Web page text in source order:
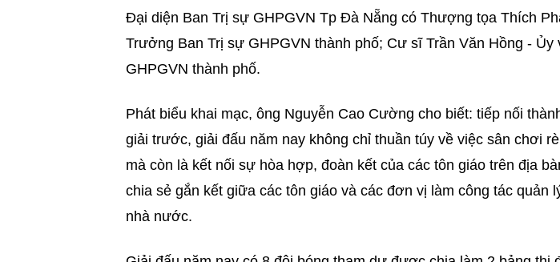
Đại diện Ban Trị sự GHPGVN Tp Đà Nẵng có Thượng tọa Thích
Trưởng Ban Trị sự GHPGVN thành phố; Cư sĩ Trần Văn Hồng - Ủy
GHPGVN thành phố.
Phát biểu khai mạc, ông Nguyễn Cao Cường cho biết: tiếp nối
giải trước, giải đấu năm nay không chỉ thuần túy về việc sân chơi
mà còn là kết nối sự hòa hợp, đoàn kết của các tôn giáo trên địa
chia sẻ gắn kết giữa các tôn giáo và các đơn vị làm công tác quản
nhà nước.